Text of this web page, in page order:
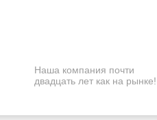
Наша компания почти
двадцать лет как на рынке!